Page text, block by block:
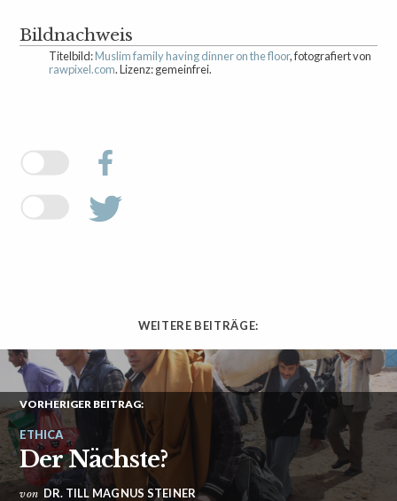
Bildnachweis
Titelbild:Muslim family having dinner on the floor, fotografiert von
rawpixel.com. Lizenz: gemeinfrei.
WEITERE BEITRÄGE:
VORHERIGER BEITRAG:
ETHICA
Der Nächste?
von DR. TILL MAGNUS STEINER